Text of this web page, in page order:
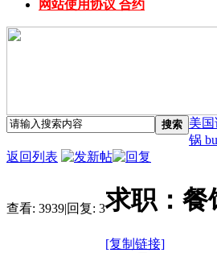
网站使用协议 合约
搜索 美
锅
返回列表
查看: 3939|回复: 3求职：餐
[复制链接]